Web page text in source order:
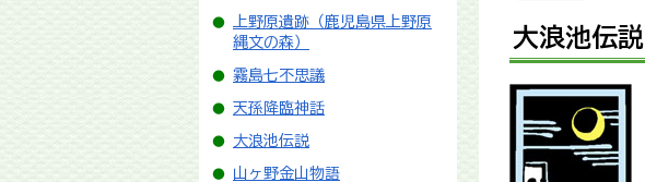
上野原遺跡（鹿児島県上野原
縄文の森）
霧島七不思議
天孫降臨神話
大浪池伝説
山ヶ野金山物語
大浪池伝説